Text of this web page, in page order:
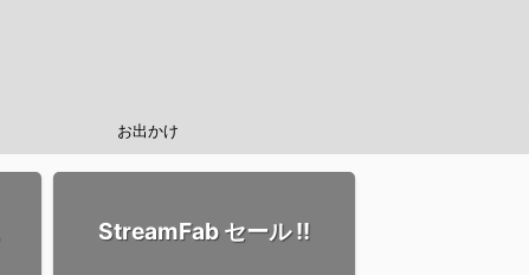
お出かけ
StreamFab セール !!